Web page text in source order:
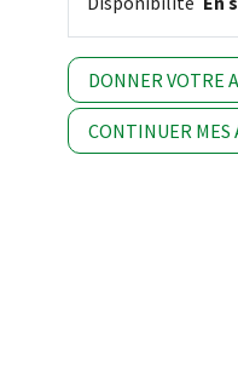
DONNER VOTRE
CONTINUER MES